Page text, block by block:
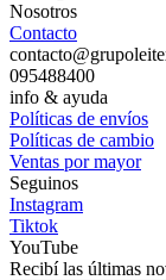
Nosotros
Contacto
095488400
info & ayuda
Políticas de envíos
Políticas de cambio
Ventas por mayor
Seguinos
Instagram
Tiktok
YouTube
Recibí las últimas